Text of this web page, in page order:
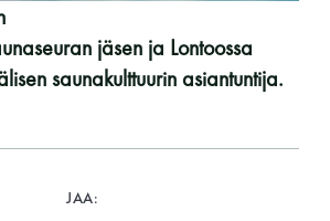
jäsen ja Lontoossa
saunakulttuurin asiantuntija.
JAA: